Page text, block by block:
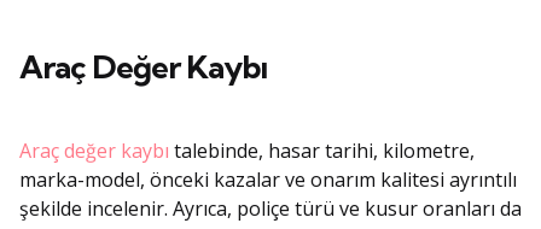
Araç Değer Kaybı
Araç değer kaybı talebinde, hasar tarihi, kilometre,
marka-model, önceki kazalar ve onarım kalitesi ayrıntılı
şekilde incelenir. Ayrıca, poliçe türü ve kusur oranları da